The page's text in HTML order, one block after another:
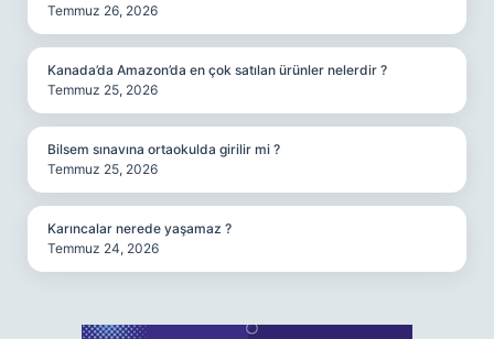
Temmuz 26, 2026
Kanada’da Amazon’da en çok satılan ürünler nelerdir ?
Temmuz 25, 2026
Bilsem sınavına ortaokulda girilir mi ?
Temmuz 25, 2026
Karıncalar nerede yaşamaz ?
Temmuz 24, 2026